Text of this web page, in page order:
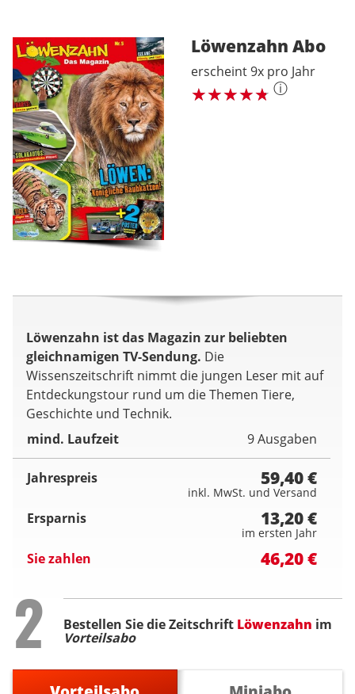
Löwenzahn Abo
erscheint 9x pro Jahr
ⓘ
Löwenzahn ist das Magazin zur beliebten
gleichnamigen TV-Sendung. Die
Wissenszeitschrift nimmt die jungen Leser mit auf
Entdeckungstour rund um die Themen Tiere,
Geschichte und Technik.
mind. Laufzeit
9 Ausgaben
Jahrespreis 59,40 €
inkl. MwSt. und Versand
Ersparnis 13,20 €
im ersten Jahr
Sie zahlen 46,20 €
Step
2 Bestellen Sie die Zeitschrift Löwenzahn im
Vorteilsabo